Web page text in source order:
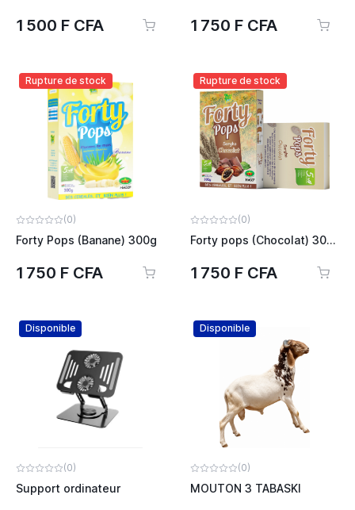
1 500 F CFA 1 750 F CFA
Rupture de stock
(0)
Forty Pops (Banane) 300g
1 750 F CFA
Rupture de stock
(0)
Forty pops (Chocolat) 300g
1 750 F CFA
Disponible
(0)
Support ordinateur
Disponible
(0)
MOUTON 3 TABASKI